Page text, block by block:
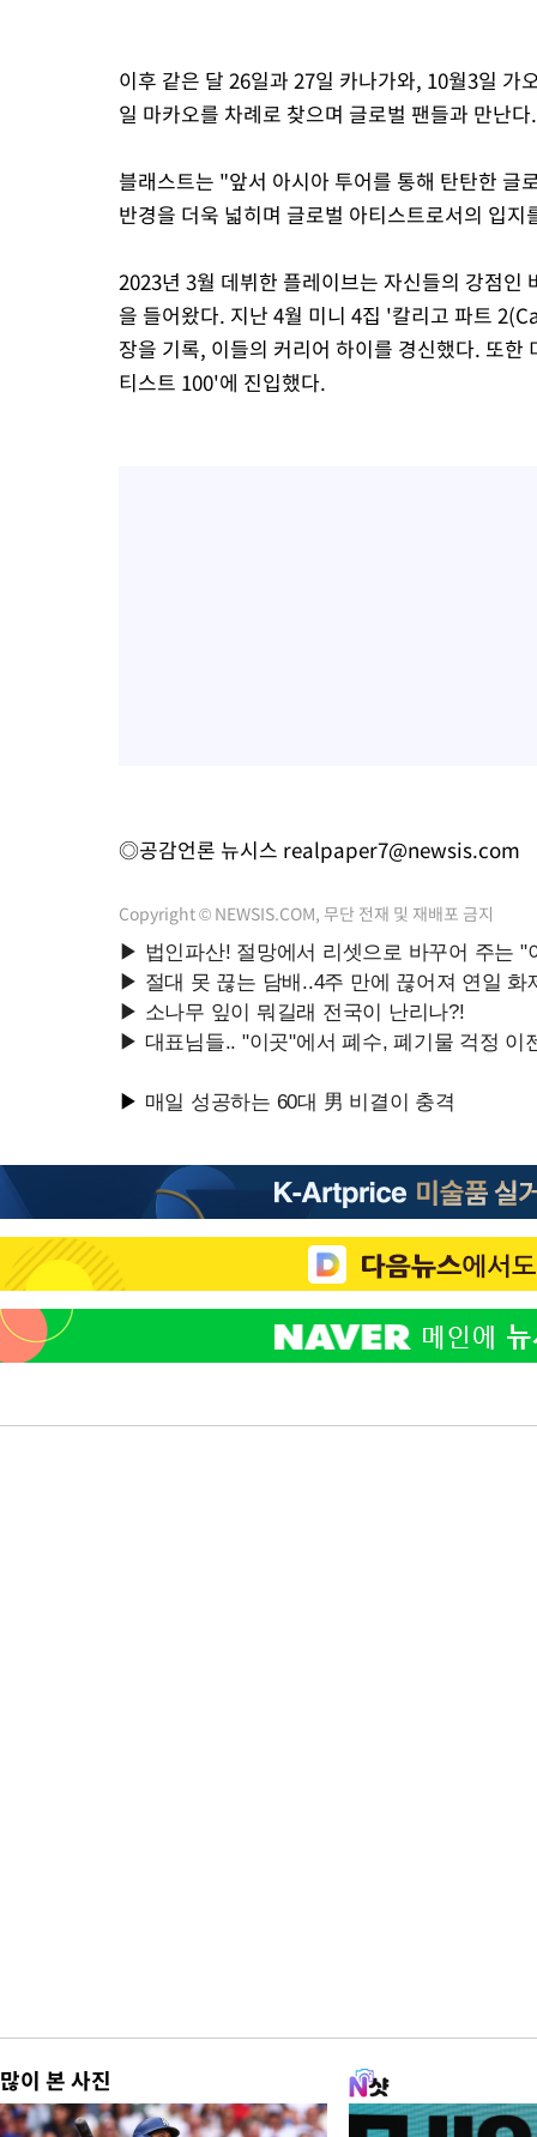
이후 같은 달 26일과 27일 카나가와, 10월3일
일 마카오를 차례로 찾으며 글로벌 팬들과 만난
블래스트는 "앞서 아시아 투어를 통해 탄탄한 글
반경을 더욱 넓히며 글로벌 아티스트로서의 입
2023년 3월 데뷔한 플레이브는 자신들의 강점인
을 들어왔다. 지난 4월 미니 4집 '칼리고 파트
장을 기록, 이들의 커리어 하이를 경신했다. 또
티스트 100'에 진입했다.
◎공감언론 뉴시스 realpaper7@newsis.com
Copyright © NEWSIS.COM, 무단 전재 및 재배포 금지
많이 본 사진